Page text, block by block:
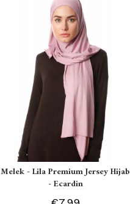
Melek - Lila Premium Jersey Hijab
- Ecardin